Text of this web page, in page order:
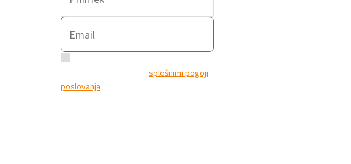
splošnimi pogoji
poslovanja